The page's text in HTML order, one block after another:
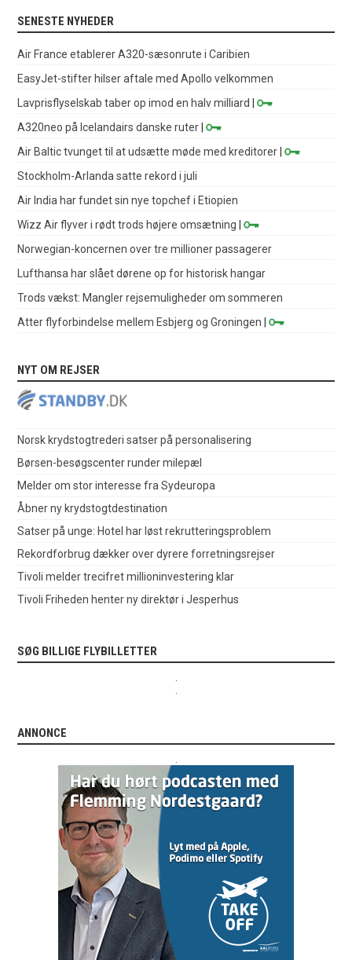
SENESTE NYHEDER
Air France etablerer A320-sæsonrute i Caribien
EasyJet-stifter hilser aftale med Apollo velkommen
Lavprisflyselskab taber op imod en halv milliard
|
A320neo på Icelandairs danske ruter |
Air Baltic tvunget til at udsætte møde med kreditorer |
Stockholm-Arlanda satte rekord i juli
Air India har fundet sin nye topchef i Etiopien
Wizz Air flyver i rødt trods højere omsætning |
Norwegian-koncernen over tre millioner passagerer
Lufthansa har slået dørene op for historisk hangar
Trods vækst: Mangler rejsemuligheder om sommeren
Atter flyforbindelse mellem Esbjerg og Groningen |
NYT OM REJSER
Norsk krydstogtrederi satser på personalisering
Børsen-besøgscenter runder milepæl
Melder om stor interesse fra Sydeuropa
Åbner ny krydstogtdestination
Satser på unge: Hotel har løst rekrutteringsproblem
Rekordforbrug dækker over dyrere forretningsrejser
Tivoli melder trecifret millioninvestering klar
Tivoli Friheden henter ny direktør i Jesperhus
SØG BILLIGE FLYBILLETTER
ANNONCE